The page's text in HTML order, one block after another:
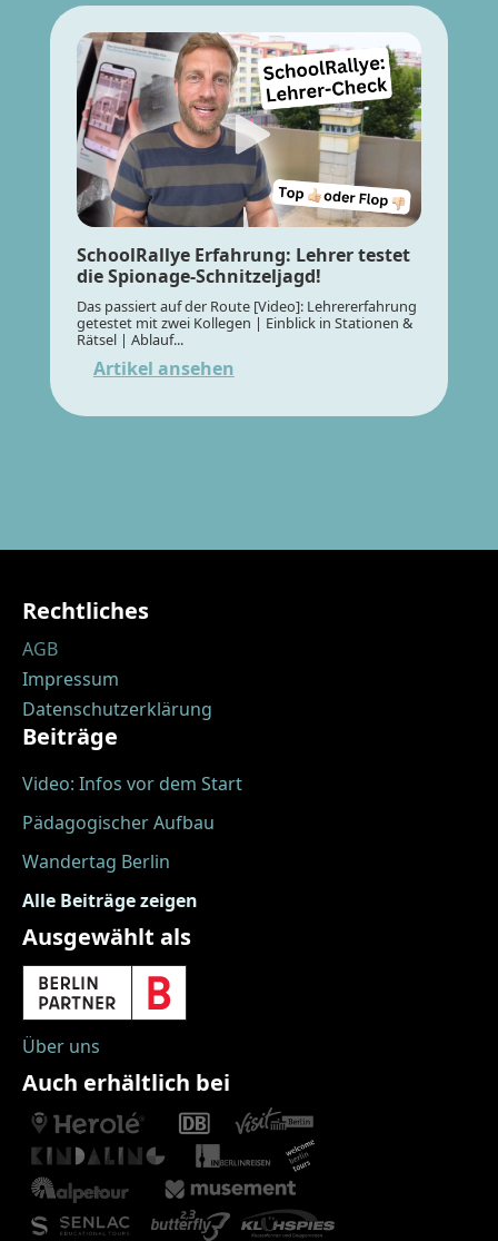
SchoolRallye Erfahrung: Lehrer testet
die Spionage-Schnitzeljagd!
Das passiert auf der Route [Video]: Lehrererfahrung
getestet mit zwei Kollegen | Einblick in Stationen &
Rätsel | Ablauf...
Artikel ansehen
Rechtliches
AGB
Impressum
Datenschutzerklärung
Beiträge
Video: Infos vor dem Start
Pädagogischer Aufbau
Wandertag Berlin
Alle Beiträge zeigen
Ausgewählt als
Über uns
Auch erhältlich bei